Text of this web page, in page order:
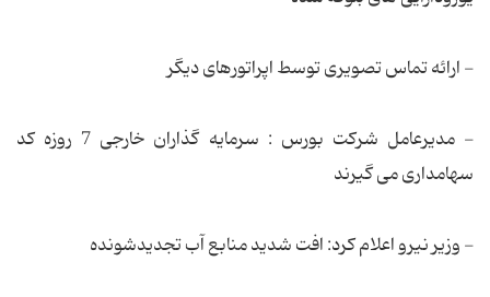
- ارائه تماس تصویری توسط اپراتورهای دیگر
- مدیرعامل شرکت بورس : سرمایه گذاران خارجی 7 روزه کد
سهامداری می گیرند
- وزیر نیرو اعلام کرد: افت شدید منابع آب تجدیدشونده